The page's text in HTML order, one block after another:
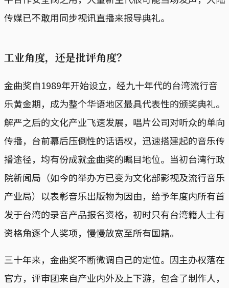
传媒已不敢用同步视讯直播来报导典礼。
工业角度，还是批评角度？
金曲奖自1989年开始设立，经九十年代的台湾流行音
乐黄金期，成为整个华语地区最具代表性的颁奖典礼。
解严之后的文化产业飞速发展，唱片公司对听众的单向
传播，台前幕后压倒性的话语权，迅速搭建起的音乐传
播途径，均有份成就金曲奖的瞩目地位。当初台湾行政
院新闻局（如今的举办方已变为文化部影视及流行音乐
产业局）以表彰音乐出版物为因由，给予年度内所有首
发于台湾的录音产品报名资格，初时只有台湾籍人士有
资格角逐个人奖项，慢慢放宽至所有国籍。
三十年来，金曲奖不断微调自己的定位。因主办权落在
官方，评审团来自产业内外及上下游，包含了制作人，